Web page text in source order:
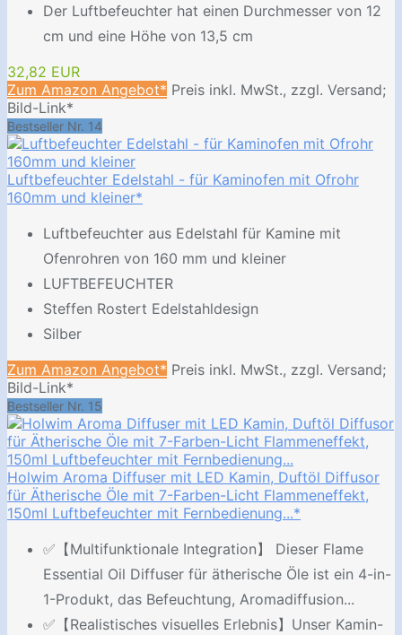
Der Luftbefeuchter hat einen Durchmesser von 12
cm und eine Höhe von 13,5 cm
32,82 EUR
Zum Amazon Angebot* Preis inkl. MwSt., zzgl. Versand;
Bild-Link*
Bestseller Nr. 14
Luftbefeuchter Edelstahl - für Kaminofen mit Ofrohr
160mm und kleiner*
Luftbefeuchter aus Edelstahl für Kamine mit
Ofenrohren von 160 mm und kleiner
LUFTBEFEUCHTER
Steffen Rostert Edelstahldesign
Silber
Zum Amazon Angebot* Preis inkl. MwSt., zzgl. Versand;
Bild-Link*
Bestseller Nr. 15
Holwim Aroma Diffuser mit LED Kamin, Duftöl Diffusor
für Ätherische Öle mit 7-Farben-Licht Flammeneffekt,
150ml Luftbefeuchter mit Fernbedienung...*
✅【Multifunktionale Integration】 Dieser Flame
Essential Oil Diffuser für ätherische Öle ist ein 4-in-
1-Produkt, das Befeuchtung, Aromadiffusion...
✅【Realistisches visuelles Erlebnis】Unser Kamin-